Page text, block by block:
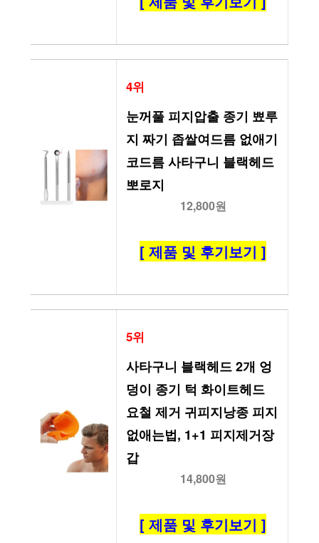
4위
눈꺼풀 피지압출 종기 뾰루
지 짜기 좁쌀여드름 없애기
코드름 사타구니 블랙헤드
뽀로지
12,800원
[ 제품 및 후기보기 ]
5위
사타구니 블랙헤드 2개 엉
덩이 종기 턱 화이트헤드
요철 제거 귀피지낭종 피지
없애는법, 1+1 피지제거장
갑
14,800원
[ 제품 및 후기보기 ]